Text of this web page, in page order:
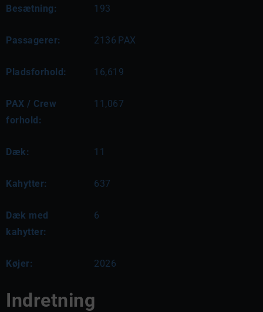
Besætning: 193
Passagerer: 2136 PAX
Pladsforhold: 16,619
PAX / Crew
forhold:
11,067
Dæk: 11
Kahytter: 637
Dæk med
kahytter:
6
Køjer: 2026
Indretning